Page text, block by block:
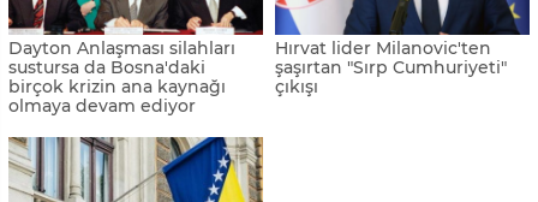
Dayton Anlaşması silahları
sustursa da Bosna'daki
birçok krizin ana kaynağı
olmaya devam ediyor
Hırvat lider Milanovic'ten
şaşırtan "Sırp Cumhuriyeti"
çıkışı